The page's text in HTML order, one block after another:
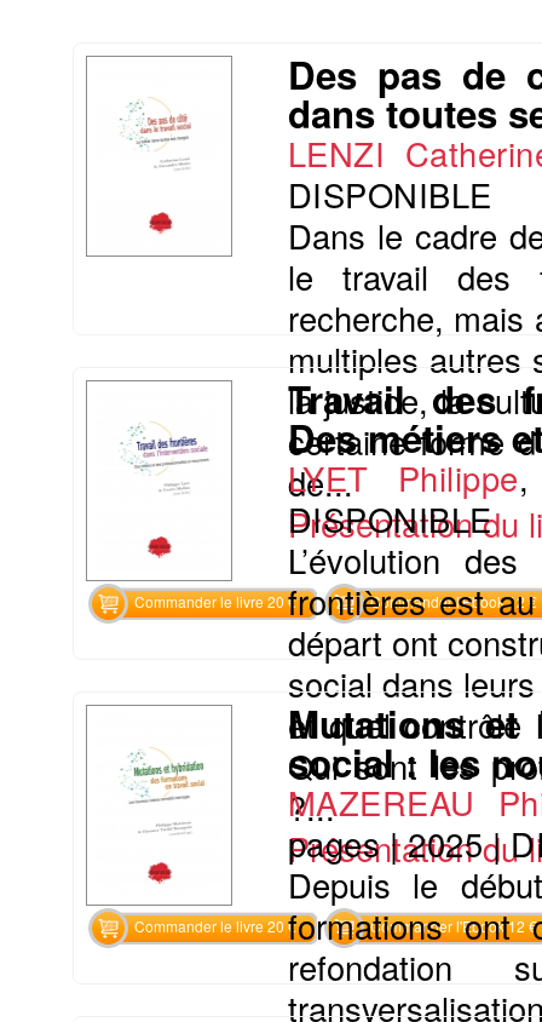
Des pas de
dans toutes
LENZI
DISPONIBLE
Dans le cadre
le travail des
recherche,
multiples autres
la justice, la
certaine forme
de...
Présentation du
Commander le livre 20 € Commander l'Ebook 12 €
Travail des
Des métiers
LYET Philippe
DISPONIBLE
L’évolution
frontières est
départ ont
social dans
et quel contrôle
Qui sont les
?...
Présentation du
Commander le livre 20 € Commander l'Ebook 12 €
Mutations et
social : les
MAZEREAU
pages|2025|
Depuis le
formations ont
refondation